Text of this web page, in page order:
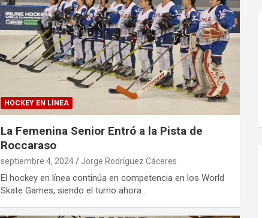
HOCKEY EN LÍNEA
La Femenina Senior Entró a la Pista de
Roccaraso
septiembre 4, 2024 Jorge Rodríguez Cáceres
El hockey en línea continúa en competencia en los World
Skate Games, siendo el turno ahora…